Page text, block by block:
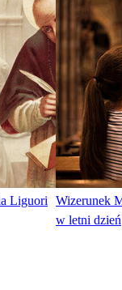
Liguori
Wizerunek
w letni dzień